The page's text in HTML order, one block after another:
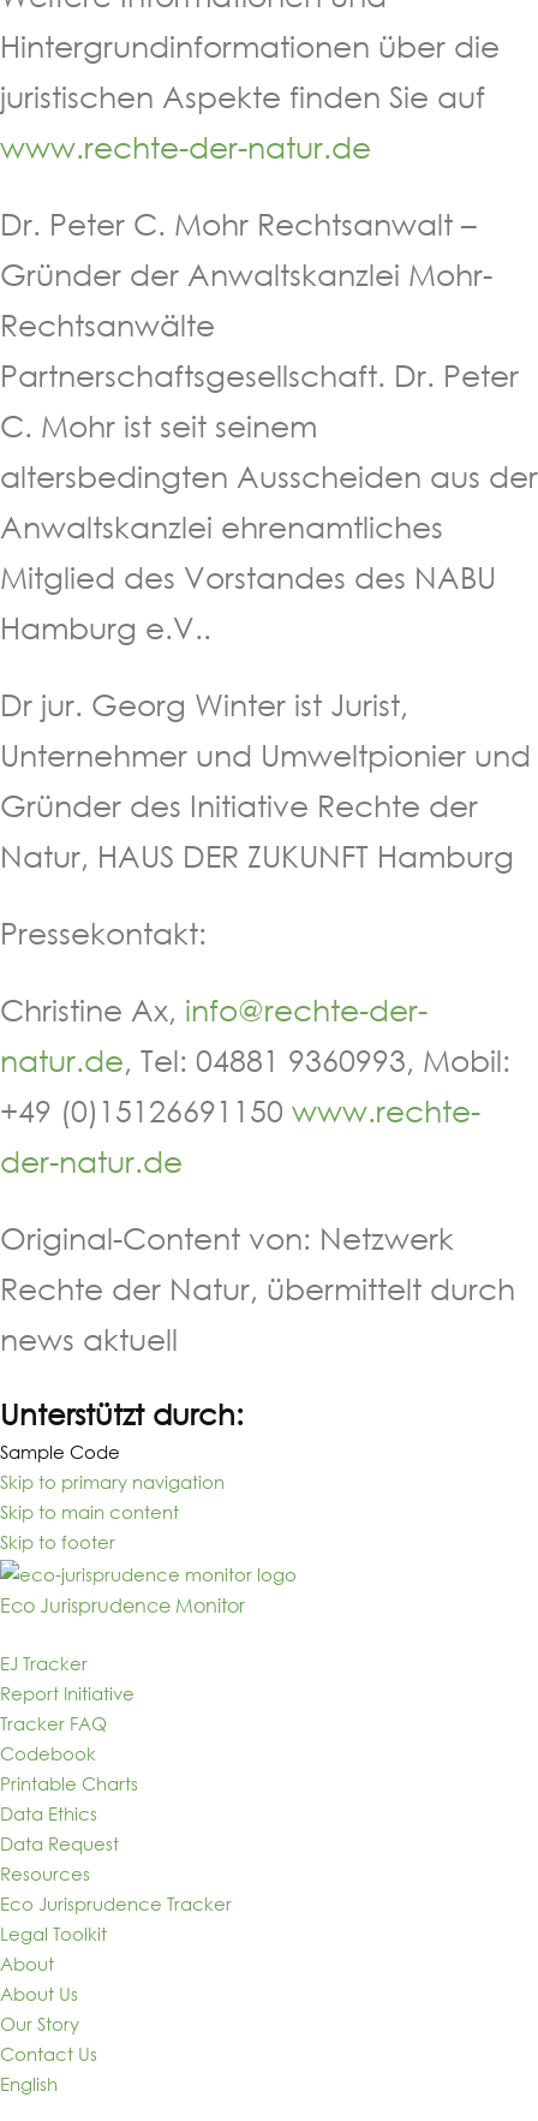
Hintergrundinformationen über die
juristischen Aspekte finden Sie auf
www.rechte-der-natur.de
Dr. Peter C. Mohr Rechtsanwalt –
Gründer der Anwaltskanzlei Mohr-
Rechtsanwälte
Partnerschaftsgesellschaft. Dr. Peter
C. Mohr ist seit seinem
altersbedingten Ausscheiden aus der
Anwaltskanzlei ehrenamtliches
Mitglied des Vorstandes des NABU
Hamburg e.V..
Dr jur. Georg Winter ist Jurist,
Unternehmer und Umweltpionier und
Gründer des Initiative Rechte der
Natur, HAUS DER ZUKUNFT Hamburg
Pressekontakt:
Christine Ax, info@rechte-der-
natur.de, Tel: 04881 9360993, Mobil:
+49 (0)15126691150 www.rechte-
der-natur.de
Original-Content von: Netzwerk
Rechte der Natur, übermittelt durch
news aktuell
Unterstützt durch:
Sample Code
Skip to primary navigation
Skip to main content
Skip to footer
Eco Jurisprudence Monitor
EJ Tracker
Report Initiative
Tracker FAQ
Codebook
Printable Charts
Data Ethics
Data Request
Resources
Eco Jurisprudence Tracker
Legal Toolkit
About
About Us
Our Story
Contact Us
English